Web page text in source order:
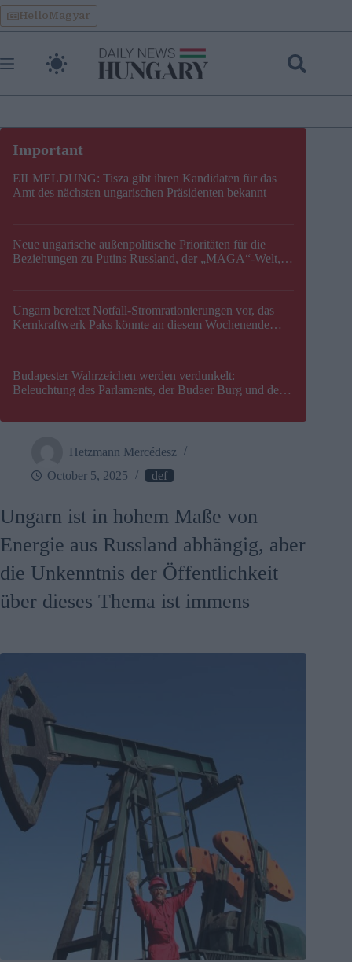
Skip
to
content
HelloMagyar
EILMELDUNG: Tisza gibt ihren Kandidaten für das
Amt des nächsten ungarischen Präsidenten bekannt
Neue ungarische außenpolitische Prioritäten für die
Beziehungen zu Putins Russland, der „MAGA“-Welt,
Ungarn bereitet Notfall-Stromrationierungen vor, das
Kernkraftwerk Paks könnte an diesem Wochenende
Budapester Wahrzeichen werden verdunkelt:
Beleuchtung des Parlaments, der Budaer Burg und der
Hetzmann Mercédesz
October 5, 2025
def
Ungarn ist in hohem Maße von
Energie aus Russland abhängig, aber
die Unkenntnis der Öffentlichkeit
über dieses Thema ist immens